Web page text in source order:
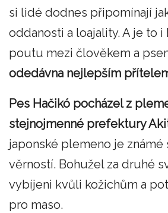
si lidé dodnes připomínají
oddanosti a loajality. A je to
poutu mezi člověkem a
odedávna nejlepším
Pes Hačikó pocházel z
stejnojmenné prefektury
japonské plemeno je
věrností. Bohužel za druhé
vybíjeni kvůli kožichům a
pro maso.